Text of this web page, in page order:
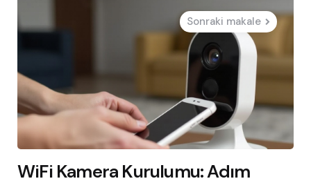
Sonraki makale
WiFi Kamera Kurulumu: Adım